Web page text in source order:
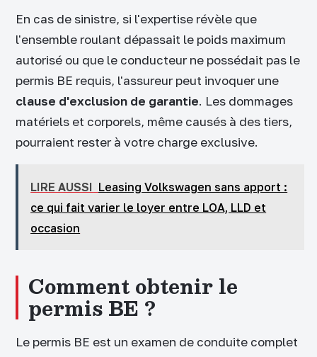
En cas de sinistre, si l'expertise révèle que
l'ensemble roulant dépassait le poids maximum
autorisé ou que le conducteur ne possédait pas le
permis BE requis, l'assureur peut invoquer une
clause d'exclusion de garantie. Les dommages
matériels et corporels, même causés à des tiers,
pourraient rester à votre charge exclusive.
LIRE AUSSI Leasing Volkswagen sans apport :
ce qui fait varier le loyer entre LOA, LLD et
occasion
Comment obtenir le
permis BE ?
Le permis BE est un examen de conduite complet